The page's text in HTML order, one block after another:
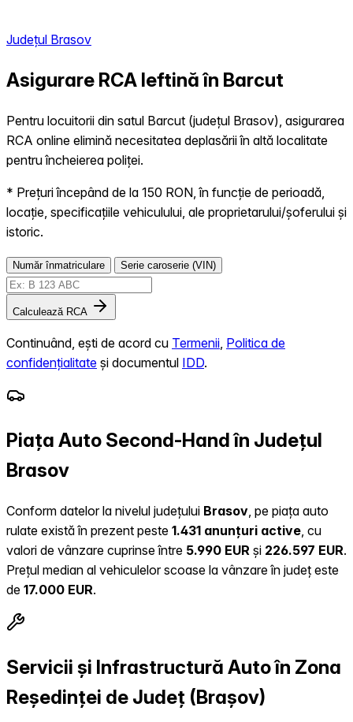
Județul Brasov
Asigurare RCA Ieftină în Barcut
Pentru locuitorii din satul Barcut (județul Brasov), asigurarea
RCA online elimină necesitatea deplasării în altă localitate
pentru încheierea poliței.
* Prețuri începând de la 150 RON, în funcție de perioadă,
locație, specificațiile vehiculului, ale proprietarului/șoferului și
istoric.
Număr înmatriculare Serie caroserie (VIN)
Calculează RCA
Continuând, ești de acord cu Termenii Politica de
confidențialitate și documentul IDD.
Piața Auto Second-Hand în Județul
Brasov
Conform datelor la nivelul județului Brasov , pe piața auto
rulate există în prezent peste 1.431 anunțuri active , cu
valori de vânzare cuprinse între 5.990 EUR și 226.597 EUR.
Prețul median al vehiculelor scoase la vânzare în județ este
de 17.000 EUR.
Servicii și Infrastructură Auto în Zona
Reședinței de Județ (Brașov)